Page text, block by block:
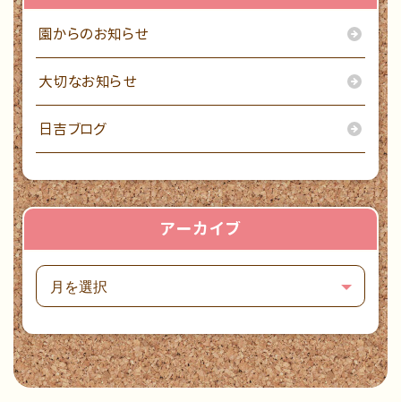
園からのお知らせ
大切なお知らせ
日吉ブログ
アーカイブ